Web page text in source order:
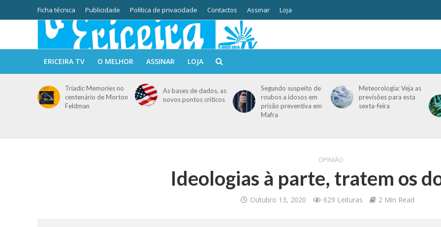
Ficha técnica Publicidade Política de privacidade Contactos Assinar Loja
ERICEIRA TV O MELHOR ASSINAR LOJA
Triadic Memories no
centenário de Morton
Feldman
As bases de dados, as
novos pontos críticos
Segundo suspeito de
roubos a idosos em
prisão preventiva em
Mafra
Meteorologia: Veja as
previsões para esta
sexta-feira
OPINIÃO
Ideologias à parte, tratem os
Outubro 13, 2020 629 Leituras 2 Min Read